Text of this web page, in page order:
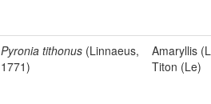
Pyronia tithonus (Linnaeus,
1771)
Amaryllis
Titon (Le)